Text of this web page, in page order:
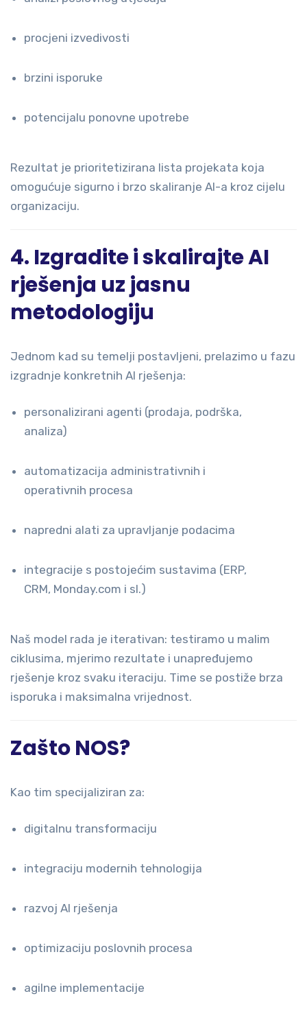
procjeni izvedivosti
brzini isporuke
potencijalu ponovne upotrebe
Rezultat je prioritetizirana lista projekata koja
omogućuje sigurno i brzo skaliranje AI-a kroz cijelu
organizaciju.
4. Izgradite i skalirajte AI
rješenja uz jasnu
metodologiju
Jednom kad su temelji postavljeni, prelazimo u fazu
izgradnje konkretnih AI rješenja:
personalizirani agenti (prodaja, podrška,
analiza)
automatizacija administrativnih i
operativnih procesa
napredni alati za upravljanje podacima
integracije s postojećim sustavima (ERP,
CRM, Monday.com i sl.)
Naš model rada je iterativan: testiramo u malim
ciklusima, mjerimo rezultate i unapređujemo
rješenje kroz svaku iteraciju. Time se postiže brza
isporuka i maksimalna vrijednost.
Zašto NOS?
Kao tim specijaliziran za:
digitalnu transformaciju
integraciju modernih tehnologija
razvoj AI rješenja
optimizaciju poslovnih procesa
agilne implementacije